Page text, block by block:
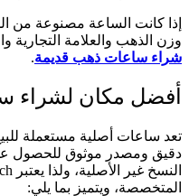
إذا كانت الساعة مصنوعة من
وزن الذهب والعلامة التجارية
شراء ساعات ذهب قديمة.
أفضل مكان لشراء
تعد ساعات أصلية مستعملة
دقيق ومصدر موثوق للحصول
المتخصصة، ويتميز بما يلي: